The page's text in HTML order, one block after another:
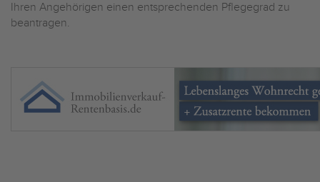
Ihren Angehörigen einen entsprechenden Pflegegrad zu
beantragen.